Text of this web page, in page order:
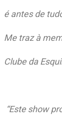
é antes de
Me traz à
Clube da
“Este show